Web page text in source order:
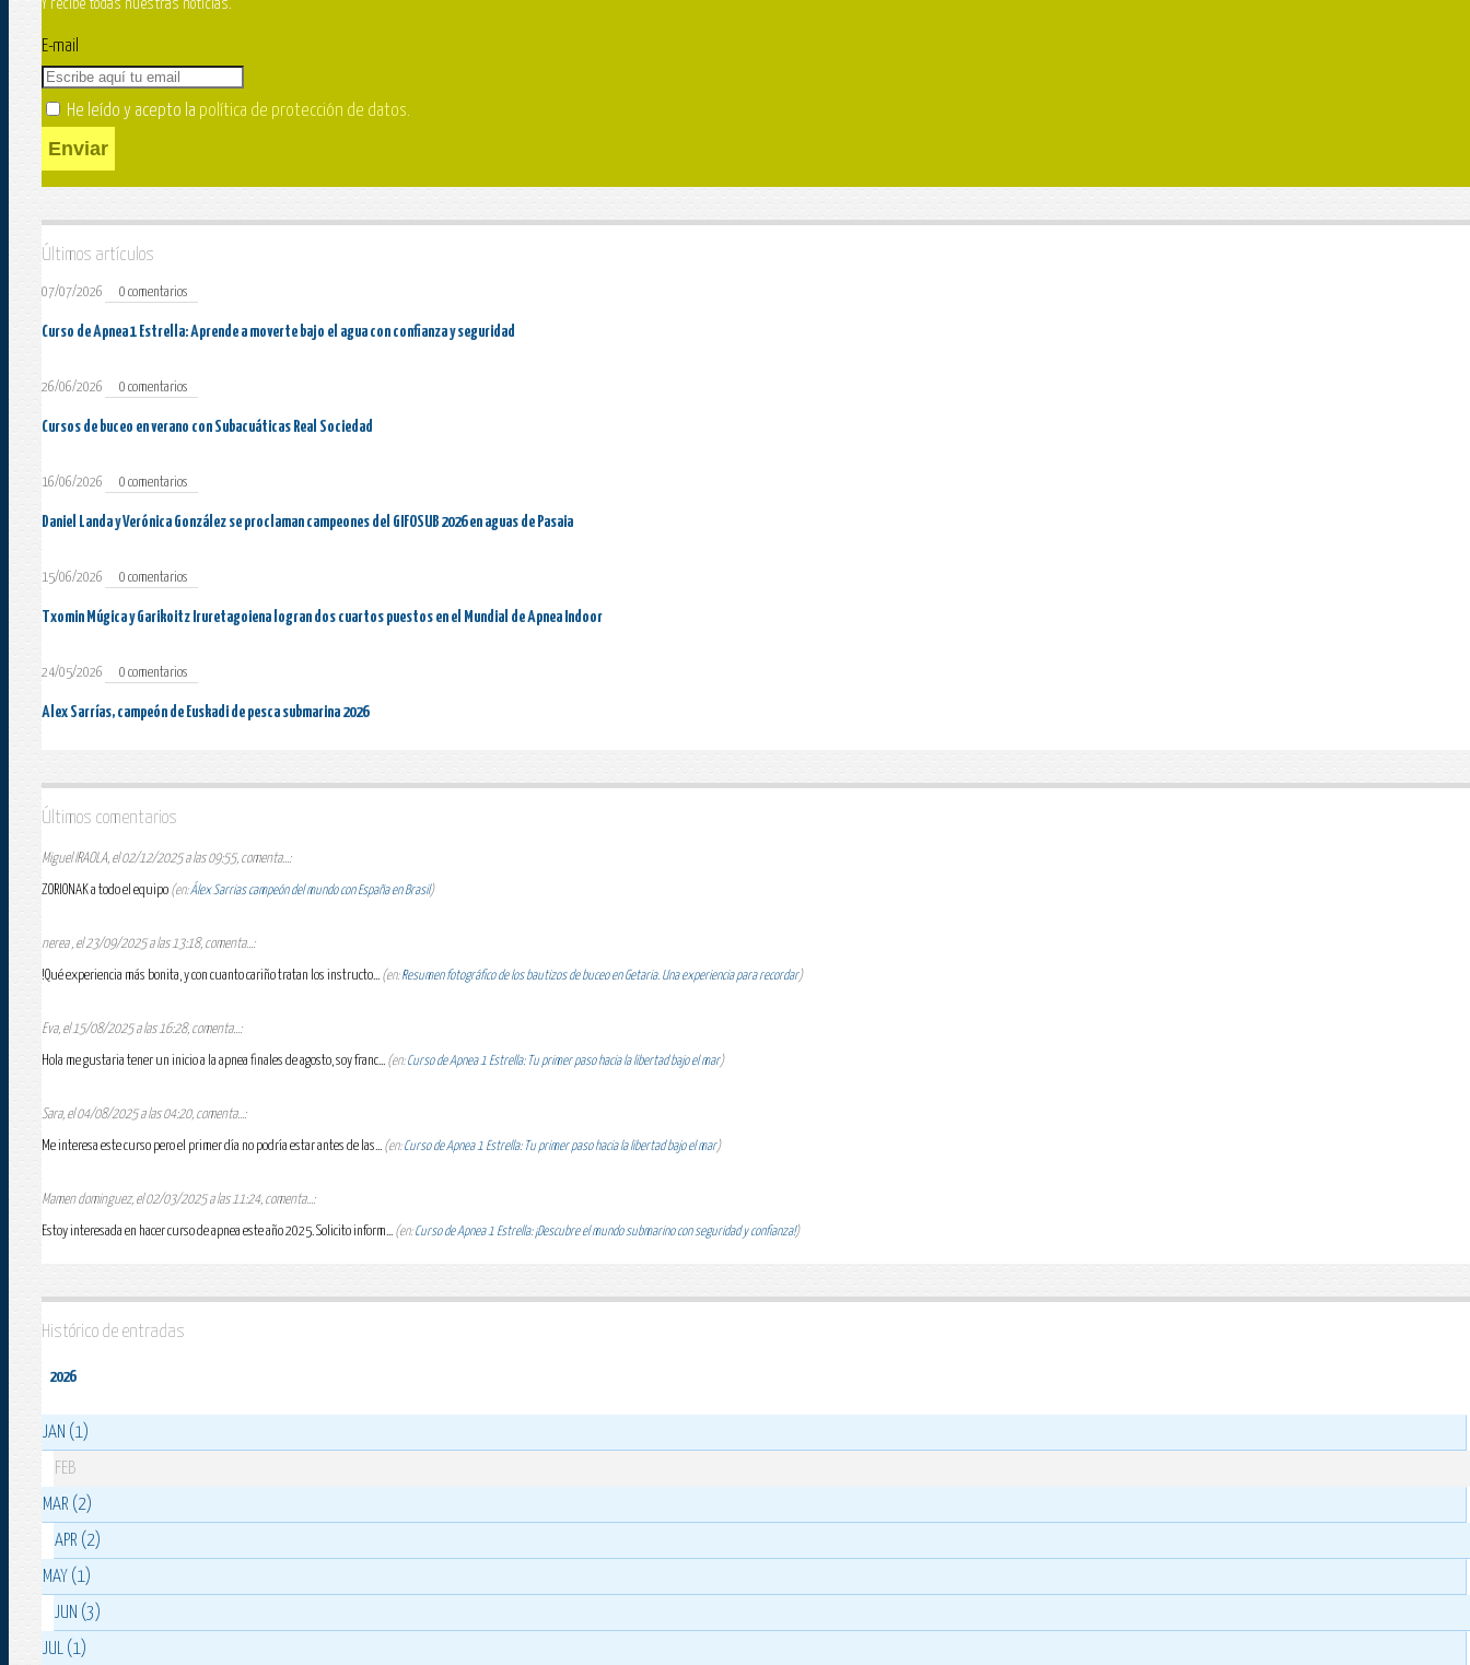
Y recibe todas nuestras noticias.
E-mail
He leído y acepto la política de protección de datos.
Enviar
Últimos artículos
07/07/2026 0 comentarios
Curso de Apnea 1 Estrella: Aprende a moverte bajo el agua con confianza y seguridad
26/06/2026 0 comentarios
Cursos de buceo en verano con Subacuáticas Real Sociedad
16/06/2026 0 comentarios
Daniel Landa y Verónica González se proclaman campeones del GIFOSUB 2026 en aguas de Pasaia
15/06/2026 0 comentarios
Txomin Múgica y Garikoitz Iruretagoiena logran dos cuartos puestos en el Mundial de Apnea Indoor
24/05/2026 0 comentarios
Alex Sarrías, campeón de Euskadi de pesca submarina 2026
Últimos comentarios
Miguel IRAOLA, el 02/12/2025 a las 09:55, comenta...:
ZORIONAK a todo el equipo (en:Álex Sarrias campeón del mundo con España en Brasil)
nerea , el 23/09/2025 a las 13:18, comenta...:
!Qué experiencia más bonita, y con cuanto cariño tratan los instructo... (en:Resumen fotográfico de los bautizos de buceo en Getaria. Una experiencia para recordar)
Eva, el 15/08/2025 a las 16:28, comenta...:
Hola me gustaria tener un inicio a la apnea finales de agosto, soy franc... (en:Curso de Apnea 1 Estrella: Tu primer paso hacia la libertad bajo el mar)
Sara, el 04/08/2025 a las 04:20, comenta...:
Me interesa este curso pero el primer día no podría estar antes de las... (en:Curso de Apnea 1 Estrella: Tu primer paso hacia la libertad bajo el mar)
Mamen dominguez, el 02/03/2025 a las 11:24, comenta...:
Estoy interesada en hacer curso de apnea este año 2025. Solicito inform... (en:Curso de Apnea 1 Estrella: ¡Descubre el mundo submarino con seguridad y confianza!)
Histórico de entradas
2026
JAN (1)
FEB
MAR (2)
APR (2)
MAY (1)
JUN (3)
JUL (1)